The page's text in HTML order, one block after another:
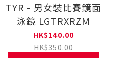
TYR - 男女裝比賽鏡面
泳鏡 LGTRXRZM
HK$140.00
HK$350.00